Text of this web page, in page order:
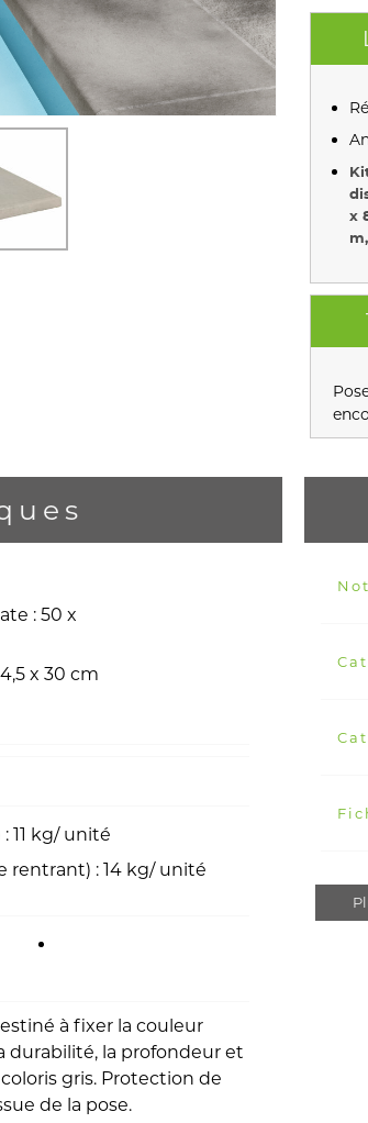
x
: 50 x
x 30 cm
11 kg/ unité
rentrant) : 14 kg/ unité
à fixer la couleur
durabilité, la profondeur et
gris. Protection de
de la pose.